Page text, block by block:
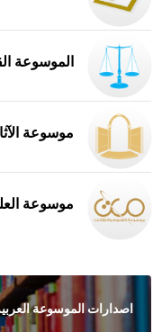
الموسوعة
موسوعة
موسوعة
اصدارات الموسوعة